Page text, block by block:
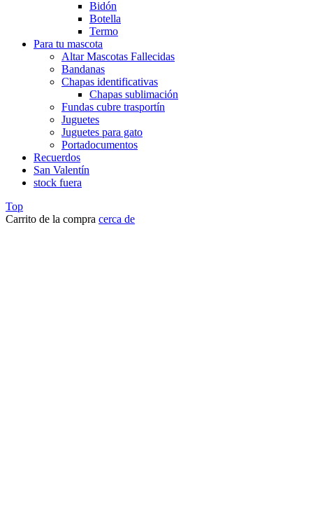
Bidón
Botella
Termo
Para tu mascota
Altar Mascotas Fallecidas
Bandanas
Chapas identificativas
Chapas sublimación
Fundas cubre trasportín
Juguetes
Juguetes para gato
Portadocumentos
Recuerdos
San Valentín
stock fuera
Top
Carrito de la compra cerca de